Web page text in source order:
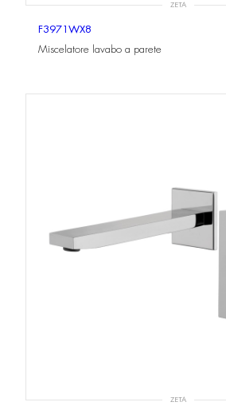
ZETA
F3971WX8
Miscelatore lavabo a parete
ZETA